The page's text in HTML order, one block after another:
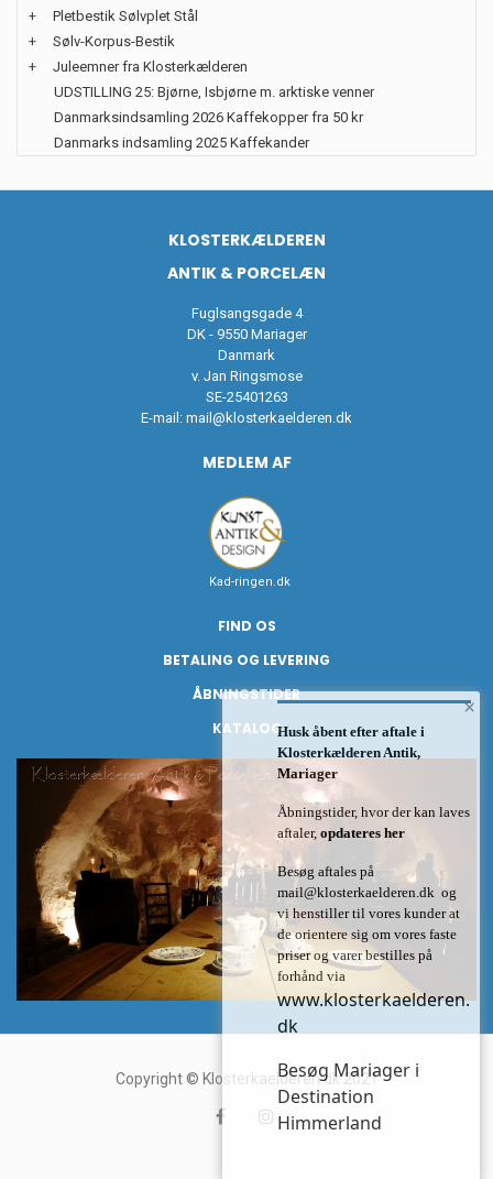
+
Pletbestik Sølvplet Stål
+
Sølv-Korpus-Bestik
+
Juleemner fra Klosterkælderen
UDSTILLING 25: Bjørne, Isbjørne m. arktiske venner
Danmarksindsamling 2026 Kaffekopper fra 50 kr
Danmarks indsamling 2025 Kaffekander
KLOSTERKÆLDEREN
ANTIK & PORCELÆN
Fuglsangsgade 4
DK - 9550 Mariager
Danmark
v. Jan Ringsmose
SE-25401263
E-mail: mail@klosterkaelderen.dk
MEDLEM AF
Kad-ringen.dk
FIND OS
BETALING OG LEVERING
ÅBNINGSTIDER
KATALOG
Copyright © Klosterkaelderen.dk 2021
×
Husk åbent efter aftale i
Klosterkælderen Antik,
Mariager
Åbningstider, hvor der kan laves
aftaler, opdateres her
Besøg aftales på
mail@klosterkaelderen.dk og
vi henstiller til vores kunder at
de orientere sig om vores faste
priser og varer bestilles på
forhånd via
www.klosterkaelderen.
dk
Besøg Mariager i
Destination
Himmerland